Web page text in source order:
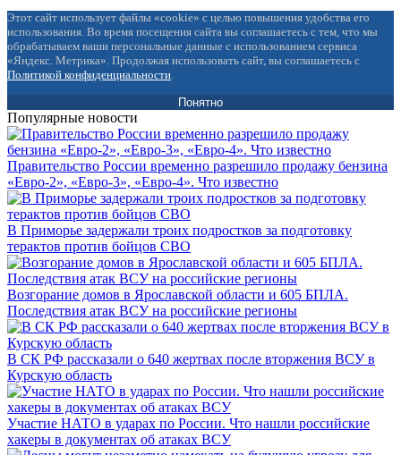
Этот сайт использует файлы «cookie» с целью повышения удобства его
использования. Во время посещения сайта вы соглашаетесь с тем, что мы
обрабатываем ваши персональные данные с использованием сервиса
«Яндекс. Метрика». Продолжая использовать сайт, вы соглашаетесь с
Политикой конфиденциальности.
Понятно
Популярные новости
Правительство России временно разрешило продажу бензина
«Евро-2», «Евро-3», «Евро-4». Что известно
В Приморье задержали троих подростков за подготовку
терактов против бойцов СВО
Возгорание домов в Ярославской области и 605 БПЛА.
Последствия атак ВСУ на российские регионы
В СК РФ рассказали о 640 жертвах после вторжения ВСУ в
Курскую область
Участие НАТО в ударах по России. Что нашли российские
хакеры в документах об атаках ВСУ